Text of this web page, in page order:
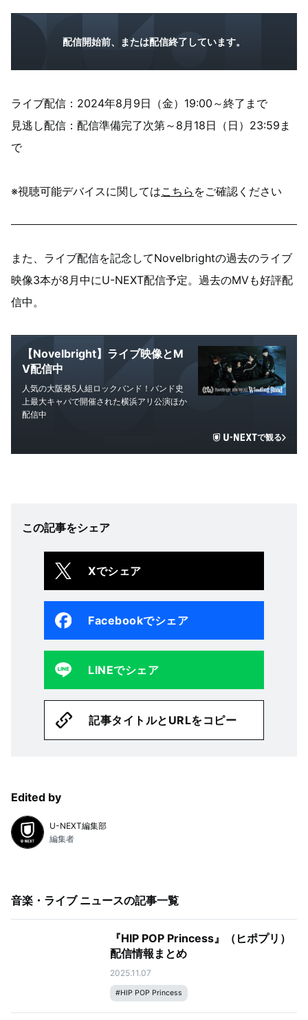
配信開始前、または配信終了しています。
ライブ配信：2024年8月9日（金）19:00～終了まで
見逃し配信：配信準備完了次第～8月18日（日）23:59ま
で
※視聴可能デバイスに関してはこちら をご確認ください
また、ライブ配信を記念してNovelbrightの過去のライブ
映像3本が8月中にU-NEXT配信予定。過去のMVも好評配
信中。
【Novelbright】ライブ映像とM
V配信中
人気の大阪発5人組ロックバンド！バンド史
上最大キャパで開催された横浜アリ公演ほか
配信中
で観る
この記事をシェア
Xでシェア
Facebookでシェア
LINEでシェア
記事タイトルとURLをコピー
Edited by
U-NEXT編集部
編集者
音楽・ライブ ニュースの記事一覧
『HIP POP Princess』（ヒポプリ）
配信情報まとめ
2025.11.07
#HIP POP Princess